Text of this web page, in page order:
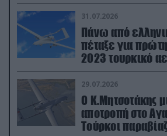
31.07.2026
Πάνω από
πέταξε για
2023 τουρκικό
29.07.2026
Ο Κ.Μητσοτάκης
αποτροπή στο
Τούρκοι